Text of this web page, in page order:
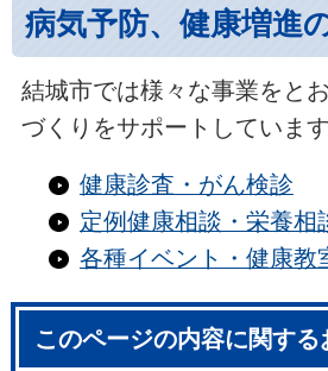
病気予防、健康増進
結城市では様々な事業をと
づくりをサポートしています
健康診査・がん検診
定例健康相談・栄養相
各種イベント・健康教
このページの内容に関す